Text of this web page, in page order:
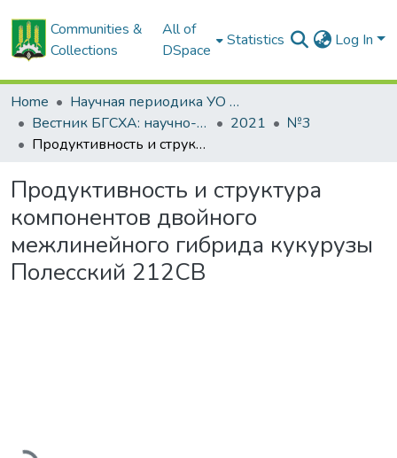
Communities &
Collections
All of
DSpace
Statistics Log In
Home
Научная периодика УО БГСХА
Вестник БГСХА: научно-методический журнал Белорусской государственной сельскохозяйственной академии
2021
№3
Продуктивность и структура компонентов двойного межлинейного гибрида кукурузы Полесский 212СВ
Продуктивность и структура
компонентов двойного
межлинейного гибрида кукурузы
Полесский 212СВ